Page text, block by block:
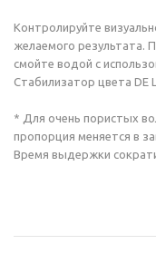
Контролируйте
желаемого результата.
смойте водой с
Стабилизатор цвета DE
* Для очень пористых
пропорция меняется в
Время выдержки